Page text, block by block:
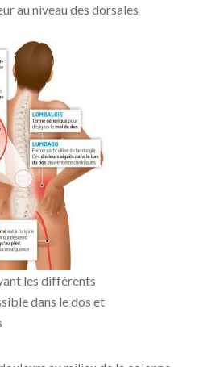
au niveau des dorsales
les différents
dans le dos et